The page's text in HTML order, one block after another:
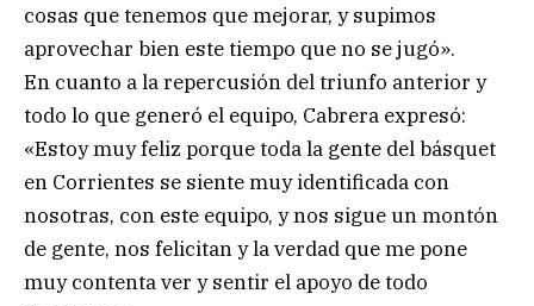
cosas que tenemos que mejorar, y supimos
aprovechar bien este tiempo que no se jugó».
En cuanto a la repercusión del triunfo anterior y
todo lo que generó el equipo, Cabrera expresó:
«Estoy muy feliz porque toda la gente del básquet
en Corrientes se siente muy identificada con
nosotras, con este equipo, y nos sigue un montón
de gente, nos felicitan y la verdad que me pone
muy contenta ver y sentir el apoyo de todo